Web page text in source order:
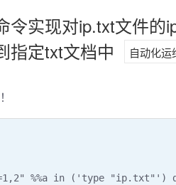
令实现对ip.txt文件的
指定txt文档中
自动化运
%%a in ('type "ip.txt"')